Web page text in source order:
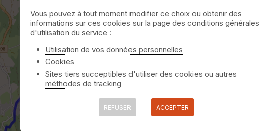
Vous pouvez à tout moment modifier ce choix ou obtenir des
informations sur ces cookies sur la page des conditions générales
d'utilisation du service :
Utilisation de vos données personnelles
Cookies
Sites tiers succeptibles d'utiliser des cookies ou autres
méthodes de tracking
REFUSER ACCEPTER